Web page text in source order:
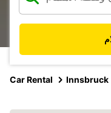
Car Rental Innsbruck